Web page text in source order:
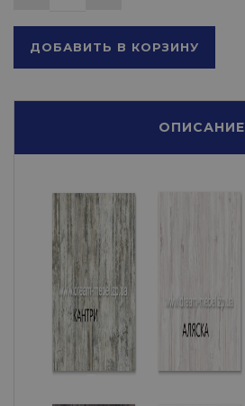
ДОБАВИТЬ В КОРЗИНУ
ОПИСАНИЕ